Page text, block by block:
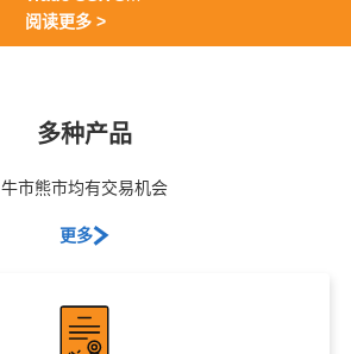
阅读更多 >
多种产品
牛市熊市均有交易机会
更多